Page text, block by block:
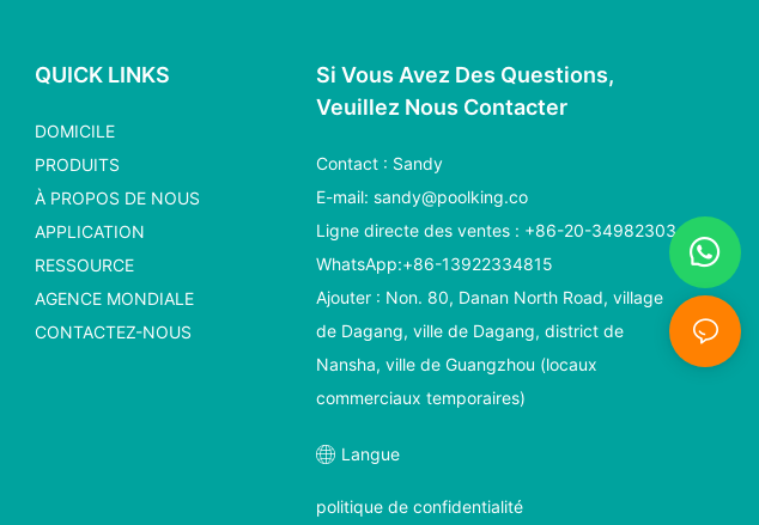
QUICK LINKS
DOMICILE
PRODUITS
À PROPOS DE NOUS
APPLICATION
RESSOURCE
AGENCE MONDIALE
CONTACTEZ-NOUS
Si Vous Avez Des Questions,
Veuillez Nous Contacter
Contact : Sandy
E-mail:sandy@poolking.co
Ligne directe des ventes : +86-20-34982303
WhatsApp:+86-13922334815
Ajouter : Non. 80, Danan North Road, village
de Dagang, ville de Dagang, district de
Nansha, ville de Guangzhou (locaux
commerciaux temporaires)
Langue
politique de confidentialité